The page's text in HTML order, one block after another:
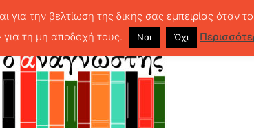
την βελτίωση της δικής σας εμπειρίας όταν
για τη μη αποδοχή τους.
Ναι Όχι